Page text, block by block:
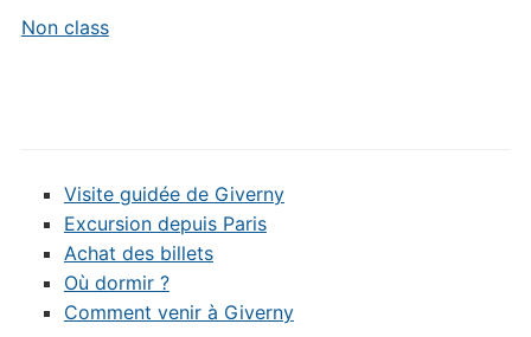
Non class
Visite guidée de Giverny
Excursion depuis Paris
Achat des billets
Où dormir ?
Comment venir à Giverny